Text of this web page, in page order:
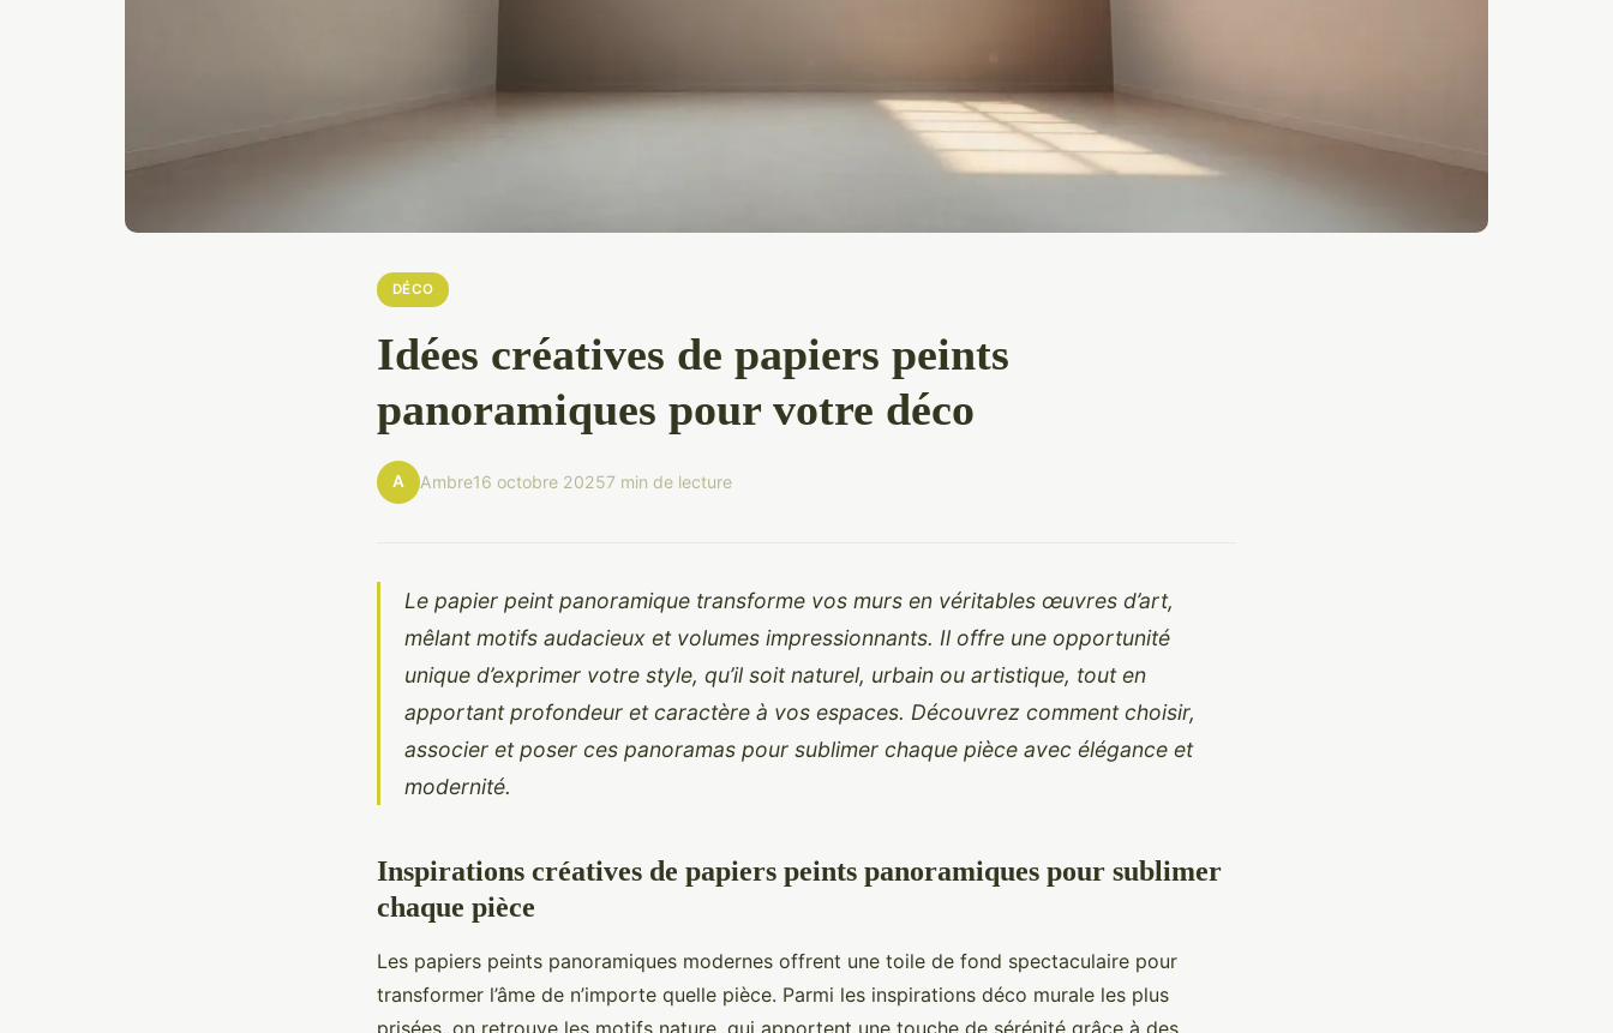
DÉCO
Idées créatives de papiers peints
panoramiques pour votre déco
A Ambre16 octobre 20257 min de lecture
Le papier peint panoramique transforme vos murs en véritables œuvres d’art,
mêlant motifs audacieux et volumes impressionnants. Il offre une opportunité
unique d’exprimer votre style, qu’il soit naturel, urbain ou artistique, tout en
apportant profondeur et caractère à vos espaces. Découvrez comment choisir,
associer et poser ces panoramas pour sublimer chaque pièce avec élégance et
modernité.
Inspirations créatives de papiers peints panoramiques pour sublimer
chaque pièce
Les papiers peints panoramiques modernes offrent une toile de fond spectaculaire pour
transformer l’âme de n’importe quelle pièce. Parmi les inspirations déco murale les plus
prisées, on retrouve les motifs nature, qui apportent une touche de sérénité grâce à des